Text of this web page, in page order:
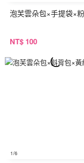
泡芙雲朵包×手提袋×
NT$ 100
1/6